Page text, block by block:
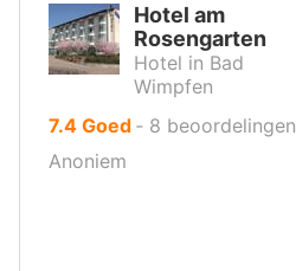
Hotel am
Rosengarten
Hotel in Bad
Wimpfen
7.4uit
10
,
Goed ‐ 8 beoordelingen
Anoniem